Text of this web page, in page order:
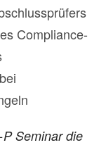
Compliance-
Seminar die